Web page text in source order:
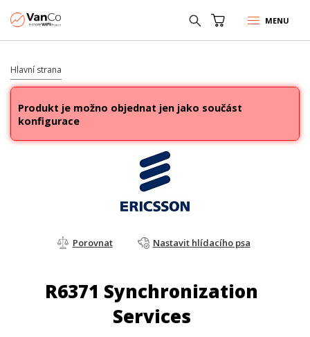
MENU
Hlavní strana
Produkt je možno objednat jen jako součást
konfigurace
Porovnat Nastavit hlídacího psa
R6371 Synchronization
Services